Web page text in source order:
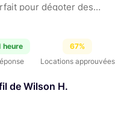
pour dégoter des
audiovisuelles. Ici,
heure
67%
Locations approuvées
de Wilson H.